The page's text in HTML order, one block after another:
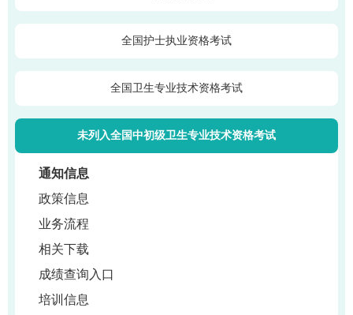
全国护士执业资格考试
全国卫生专业技术资格考试
未列入全国中初级卫生专业技术资格考试
通知信息
政策信息
业务流程
相关下载
成绩查询入口
培训信息